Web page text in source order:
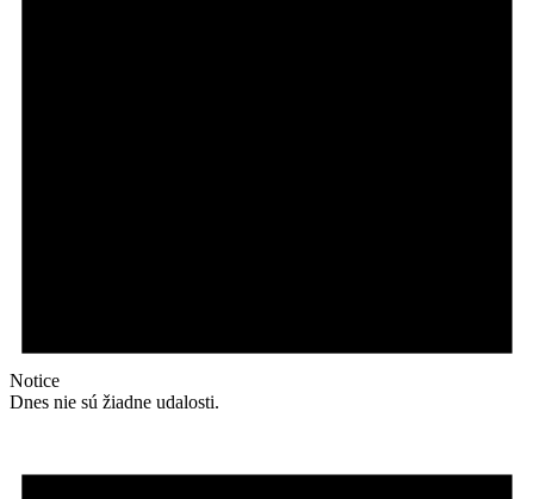
Notice
Dnes nie sú žiadne udalosti.